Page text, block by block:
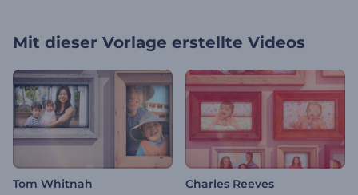
Mit dieser Vorlage erstellte Videos
Tom Whitnah Charles Reeves